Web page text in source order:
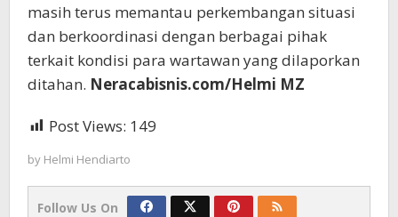
masih terus memantau perkembangan situasi
dan berkoordinasi dengan berbagai pihak
terkait kondisi para wartawan yang dilaporkan
ditahan. Neracabisnis.com/Helmi MZ
Post Views: 149
by Helmi Hendiarto
Follow Us On